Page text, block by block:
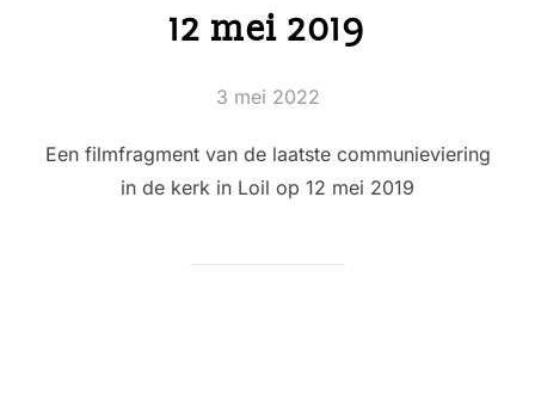
12 mei 2019
Geplaatst
3 mei 2022
Een filmfragment van de laatste communieviering
in de kerk in Loil op 12 mei 2019